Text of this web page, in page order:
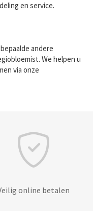
en service.
andere
We helpen u
via onze
online betalen